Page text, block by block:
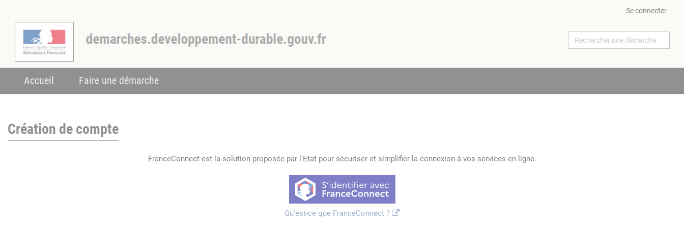
Se connecter
Accueil Faire une démarche
Création de compte
FranceConnect est la solution proposée par l'Etat pour sécuriser et simplifier la connexion à vos services en ligne.
Qu'est-ce que FranceConnect ?